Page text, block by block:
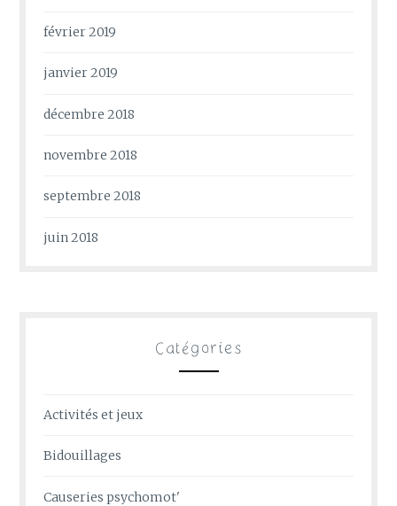
février 2019
janvier 2019
décembre 2018
novembre 2018
septembre 2018
juin 2018
Catégories
Activités et jeux
Bidouillages
Causeries psychomot'